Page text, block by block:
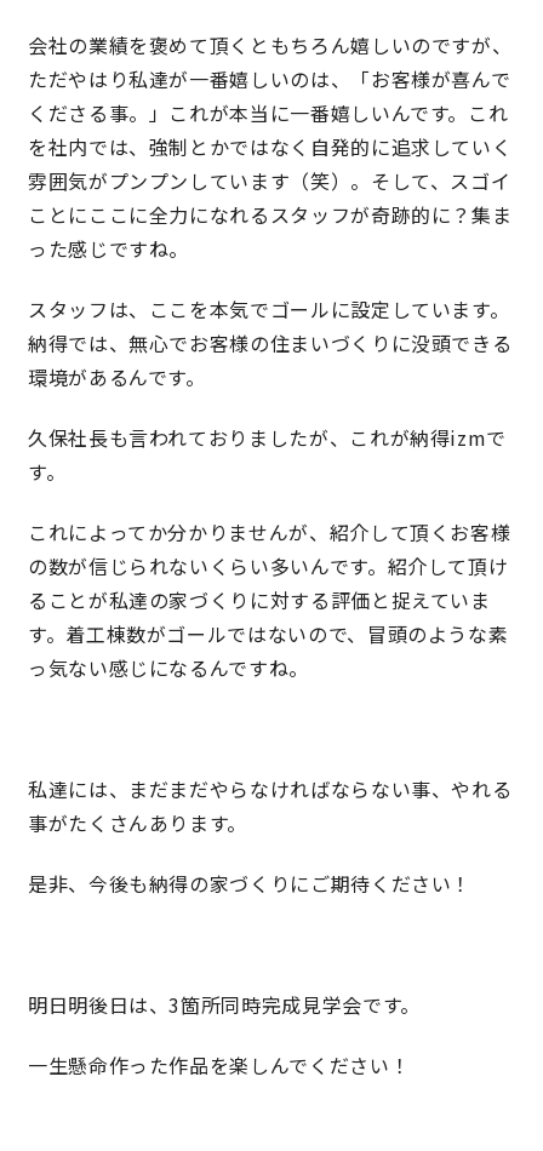
徹底したコストダウンの追求
頑丈で長持ちの外壁
100年点検住宅
快適な室内環境へのこだわり
生涯続く安心のアフターフォロー
ラインナップ
最響の家
Groovin’
nattoku住宅25周年記念モデル
Blue Style
分譲住宅･不動産 スタッフブログ
会社の業績を褒めて頂くともちろん嬉しいのですが、
ただやはり私達が一番嬉しいのは、「お客様が喜んで
くださる事。」これが本当に一番嬉しいんです。これ
を社内では、強制とかではなく自発的に追求していく
雰囲気がプンプンしています（笑）。そして、スゴイ
ことにここに全力になれるスタッフが奇跡的に？集ま
った感じですね。
スタッフは、ここを本気でゴールに設定しています。
納得では、無心でお客様の住まいづくりに没頭できる
環境があるんです。
久保社長も言われておりましたが、これが納得izmで
す。
これによってか分かりませんが、紹介して頂くお客様
の数が信じられないくらい多いんです。紹介して頂け
ることが私達の家づくりに対する評価と捉えていま
す。着工棟数がゴールではないので、冒頭のような素
っ気ない感じになるんですね。
私達には、まだまだやらなければならない事、やれる
事がたくさんあります。
是非、今後も納得の家づくりにご期待ください！
明日明後日は、3箇所同時完成見学会です。
一生懸命作った作品を楽しんでください！